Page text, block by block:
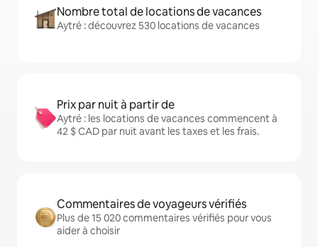
Nombre total de locations de vacances
Aytré : découvrez 530 locations de vacances
Prix par nuit à partir de
Aytré : les locations de vacances commencent à
42 $ CAD par nuit avant les taxes et les frais.
Commentaires de voyageurs vérifiés
Plus de 15 020 commentaires vérifiés pour vous
aider à choisir